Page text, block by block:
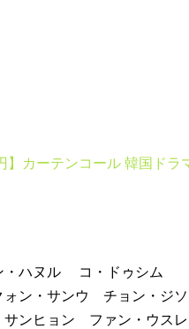
】カーテンコール 韓国ドラ
ハヌル コ・ドゥシム
ン・サンウ チョン・ジ
ンヒョン ファン・ウスレ